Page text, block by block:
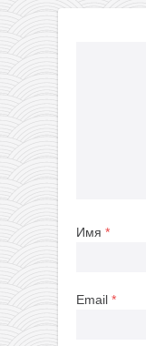
Имя *
Email *